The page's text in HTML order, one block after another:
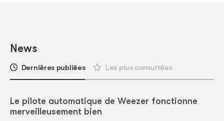
News
Dernières publiées Les plus consultées
Le pilote automatique de Weezer fonctionne
merveilleusement bien